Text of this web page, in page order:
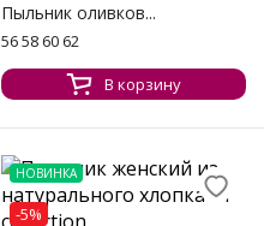
Пыльник оливков...
56 58 60 62
В корзину
НОВИНКА
-5%